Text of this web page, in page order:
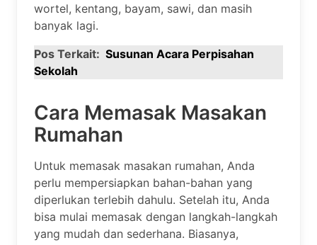
wortel, kentang, bayam, sawi, dan masih
banyak lagi.
Pos Terkait: Susunan Acara Perpisahan
Sekolah
Cara Memasak Masakan
Rumahan
Untuk memasak masakan rumahan, Anda
perlu mempersiapkan bahan-bahan yang
diperlukan terlebih dahulu. Setelah itu, Anda
bisa mulai memasak dengan langkah-langkah
yang mudah dan sederhana. Biasanya,